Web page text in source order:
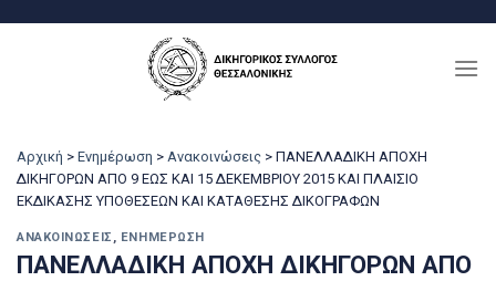
Αρχική > Ενημέρωση > Ανακοινώσεις > ΠΑΝΕΛΛΑΔΙΚΗ ΑΠΟΧΗ
ΔΙΚΗΓΟΡΩΝ ΑΠΟ 9 ΕΩΣ ΚΑΙ 15 ΔΕΚΕΜΒΡΙΟΥ 2015 ΚΑΙ ΠΛΑΙΣΙΟ
ΕΚΔΙΚΑΣΗΣ ΥΠΟΘΕΣΕΩΝ ΚΑΙ ΚΑΤΑΘΕΣΗΣ ΔΙΚΟΓΡΑΦΩΝ
ΑΝΑΚΟΙΝΏΣΕΙΣ , ΕΝΗΜΈΡΩΣΗ
ΠΑΝΕΛΛΑΔΙΚΗ ΑΠΟΧΗ ΔΙΚΗΓΟΡΩΝ ΑΠΟ